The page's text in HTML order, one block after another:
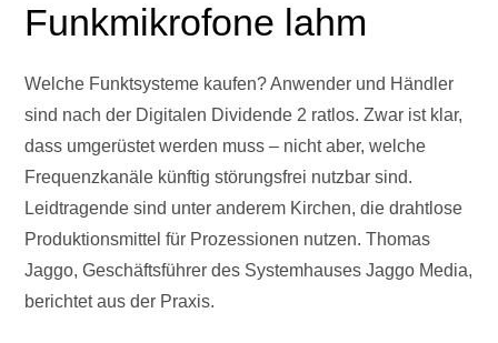
Funkmikrofone lahm
Welche Funktsysteme kaufen? Anwender und Händler
sind nach der Digitalen Dividende 2 ratlos. Zwar ist klar,
dass umgerüstet werden muss – nicht aber, welche
Frequenzkanäle künftig störungsfrei nutzbar sind.
Leidtragende sind unter anderem Kirchen, die drahtlose
Produktionsmittel für Prozessionen nutzen. Thomas
Jaggo, Geschäftsführer des Systemhauses Jaggo Media,
berichtet aus der Praxis.